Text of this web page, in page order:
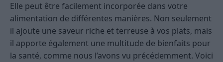
Elle peut être facilement incorporée dans votre
alimentation de différentes manières. Non seulement
il ajoute une saveur riche et terreuse à vos plats, mais
il apporte également une multitude de bienfaits pour
la santé, comme nous l’avons vu précédemment. Voici